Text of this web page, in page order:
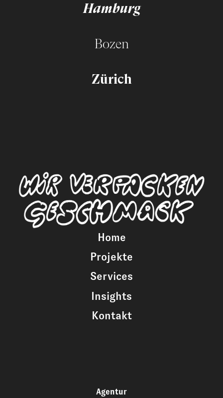
Hamburg
Bozen
Zürich
Home
Projekte
Services
Insights
Kontakt
Agentur